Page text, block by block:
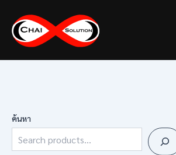
content
ค้นหา